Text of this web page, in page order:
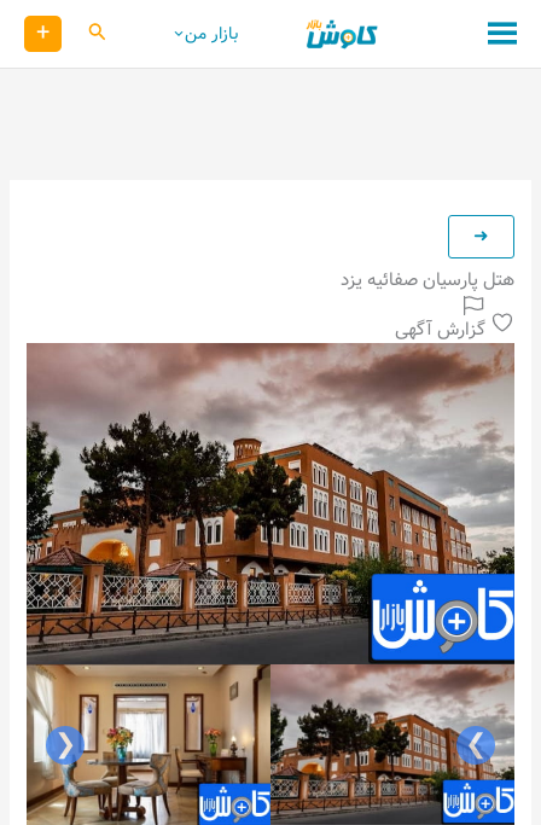
محتوا
بازار من کاوش +
هتل پارسیان صفائیه یزد
گزارش آگهی
❮ ❯